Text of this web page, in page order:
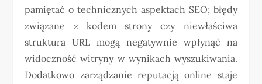
pamiętać o technicznych aspektach SEO; błędy
związane z kodem strony czy niewłaściwa
struktura URL mogą negatywnie wpłynąć na
widoczność witryny w wynikach wyszukiwania.
Dodatkowo zarządzanie reputacją online staje